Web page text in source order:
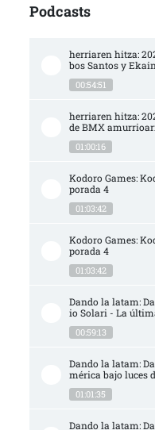
Podcasts
herriaren hitza:
bos Santos y
00:54:51
herriaren hitza:
de BMX
01:00:16
Kodoro Games:
porada 4
01:03:42
Kodoro Games:
porada 4
01:03:42
Dando la latam:
io Solari - La
00:59:13
Dando la latam:
mérica bajo luces
01:01:35
Dando la latam: